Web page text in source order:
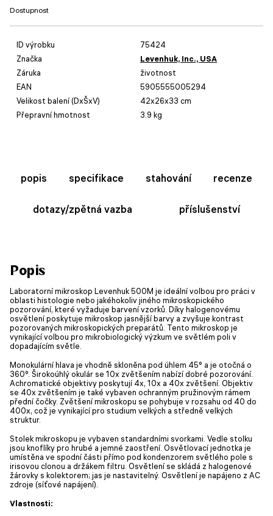
Dostupnost
ID výrobku
75424
Značka
Levenhuk, Inc., USA
Záruka
životnost
EAN
5905555005294
Velikost balení (DxŠxV)
42x26x33 cm
Přepravní hmotnost
3.9 kg
popis specifikace stahování recenze
dotazy/zpětná vazba příslušenství
Popis
Laboratorní mikroskop Levenhuk 500M je ideální volbou pro práci v
oblasti histologie nebo jakéhokoliv jiného mikroskopického
pozorování, které vyžaduje barvení vzorků. Díky halogenovému
osvětlení poskytuje mikroskop jasnější barvy a zvyšuje kontrast
pozorovaných mikroskopických preparátů. Tento mikroskop je
vynikající volbou pro mikrobiologický výzkum ve světlém poli v
dopadajícím světle.
Monokulární hlava je vhodně skloněna pod úhlem 45° a je otočná o
360°. Širokoúhlý okulár se 10x zvětšením nabízí dobré pozorování.
Achromatické objektivy poskytují 4x, 10x a 40x zvětšení. Objektiv
se 40x zvětšením je také vybaven ochranným pružinovým rámem
přední čočky. Zvětšení mikroskopu se pohybuje v rozsahu od 40 do
400x, což je vynikající pro studium velkých a středně velkých
struktur.
Stolek mikroskopu je vybaven standardními svorkami. Vedle stolku
jsou knoflíky pro hrubé a jemné zaostření. Osvětlovací jednotka je
umístěna ve spodní části přímo pod kondenzorem světlého pole s
irisovou clonou a držákem filtru. Osvětlení se skládá z halogenové
žárovky s kolektorem; jas je nastavitelný. Osvětlení je napájeno z AC
zdroje (síťové napájení).
Vlastnosti: